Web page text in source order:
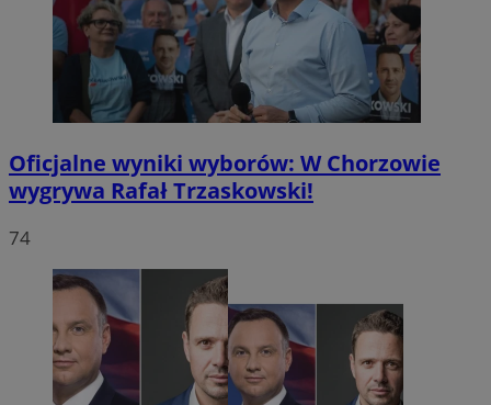
Oficjalne wyniki wyborów: W Chorzowie
wygrywa Rafał Trzaskowski!
74